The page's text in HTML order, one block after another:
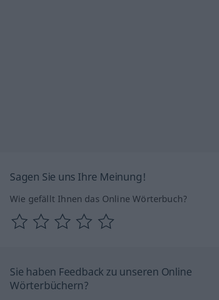
Sagen Sie uns Ihre Meinung!
Wie gefällt Ihnen das Online Wörterbuch?
Sie haben Feedback zu unseren Online
Wörterbüchern?